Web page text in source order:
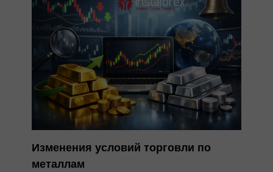
Изменения условий торговли по
металлам